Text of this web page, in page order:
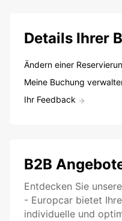
Details Ihrer
Ändern einer
Meine Buchung
Ihr Feedback
B2B
Entdecken Sie
- Europcar bietet
individuelle und